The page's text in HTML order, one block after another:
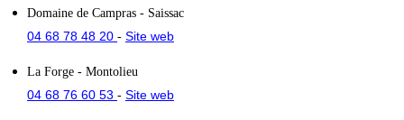
Domaine de Campras - Saissac
04 68 78 48 20 - Site web
La Forge - Montolieu
04 68 76 60 53 - Site web